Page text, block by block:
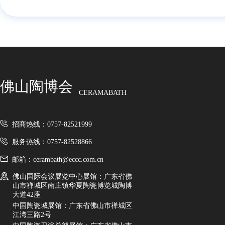
佛山陶博会 CERAMABATH
招商热线：0757-82521999
服务热线：0757-82528866
邮箱：cerambath@eccc.com.cn
佛山国际会议展览中心展馆：广东省佛
山市禅城区南庄镇华夏陶瓷博览城陶博
大道42座
中国陶瓷城展馆：广东省佛山市禅城区
江湾三路2号